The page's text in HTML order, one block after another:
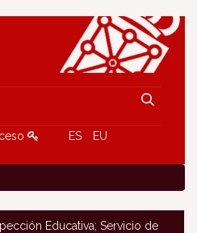
ES EU
Educativa; Servicio de